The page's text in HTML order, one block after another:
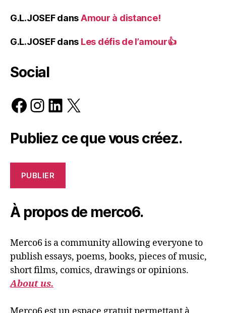
G.L.JOSEFdansAmour à distance!
G.L.JOSEFdans Les défis de l’amour👍
Social
Facebook
Instagram
LinkedIn
X
Publiez ce que vous créez.
PUBLIER
À propos de merco6.
Merco6 is a community allowing everyone to
publish essays, poems, books, pieces of music,
short films, comics, drawings or opinions.
About us.